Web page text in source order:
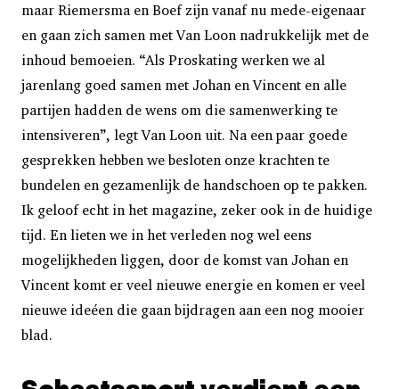
maar Riemersma en Boef zijn vanaf nu mede-eigenaar
en gaan zich samen met Van Loon nadrukkelijk met de
inhoud bemoeien. “Als Proskating werken we al
jarenlang goed samen met Johan en Vincent en alle
partijen hadden de wens om die samenwerking te
intensiveren”, legt Van Loon uit. Na een paar goede
gesprekken hebben we besloten onze krachten te
bundelen en gezamenlijk de handschoen op te pakken.
Ik geloof echt in het magazine, zeker ook in de huidige
tijd. En lieten we in het verleden nog wel eens
mogelijkheden liggen, door de komst van Johan en
Vincent komt er veel nieuwe energie en komen er veel
nieuwe ideéen die gaan bijdragen aan een nog mooier
blad.